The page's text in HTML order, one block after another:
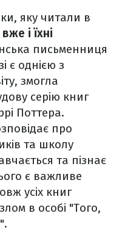
яку читали в
і їхні
письменниця
є однією з
змогла
серію книг
Поттера.
про
та школу
та пізнає
є важливе
усіх книг
в особі "Того,